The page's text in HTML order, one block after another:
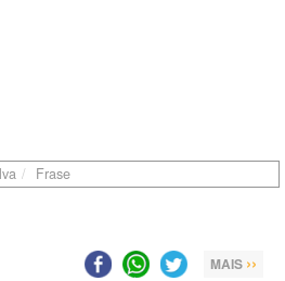
Frase
MAIS ››